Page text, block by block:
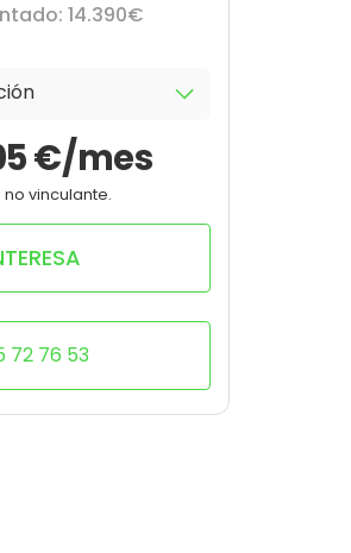
14.390€
€/mes
vinculante.
72 76 53